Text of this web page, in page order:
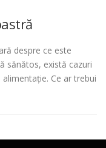
despre ce este
sănătos, există cazuri
Ce ar trebui